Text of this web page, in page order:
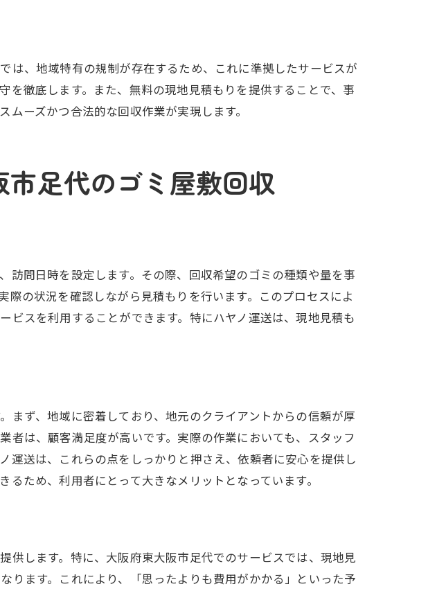
生活改善を実現
み
は、地域特有の規制が存在するため、これに準拠したサービスが
徹底します。また、無料の現地見積もりを提供することで、事
ーズかつ合法的な回収作業が実現します。
足代のゴミ屋敷回収
訪問日時を設定します。その際、回収希望のゴミの種類や量を事
の状況を確認しながら見積もりを行います。このプロセスによ
ビスを利用することができます。特にハヤノ運送は、現地見積も
まず、地域に密着しており、地元のクライアントからの信頼が厚
は、顧客満足度が高いです。実際の作業においても、スタッフ
運送は、これらの点をしっかりと押さえ、依頼者に安心を提供し
ため、利用者にとって大きなメリットとなっています。
供します。特に、大阪府東大阪市足代でのサービスでは、現地見
ります。これにより、「思ったよりも費用がかかる」といった予